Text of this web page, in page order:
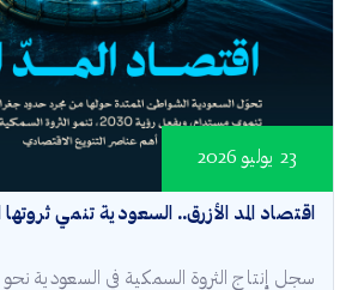
اقتصاد المد الأزرق.. السعودية تنمي ثروتها
23 يوليو 2026